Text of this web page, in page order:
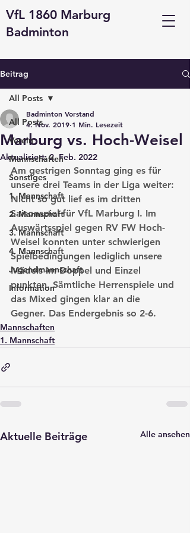
VfL 1860 Marburg
Badminton
Beitrag
All Posts
Verein
Mannschaften
Sonstiges
1. Mannschaft
2. Mannschaft
3. Mannschaft
4. Mannschaft
Jugendmannschaft
Information
All Posts
Marburg vs. Hoch-Weisel
Badminton Vorstand
4. Nov. 2019 1 Min. Lesezeit
Aktualisiert:2. Feb. 2022
Am gestrigen Sonntag ging es für
unsere drei Teams in der Liga weiter:
Nicht so gut lief es im dritten
Saisonspiel für VfL Marburg I. Im
Auswärtsspiel gegen RV FW Hoch-
Weisel konnten unter schwierigen
Spielbedingungen lediglich unsere
Mädels im Doppel und Einzel
punkten. Sämtliche Herrenspiele und
das Mixed gingen klar an die
Gegner. Das Endergebnis so 2-6.
Mannschaften
1. Mannschaft
Aktuelle Beiträge Alle ansehen